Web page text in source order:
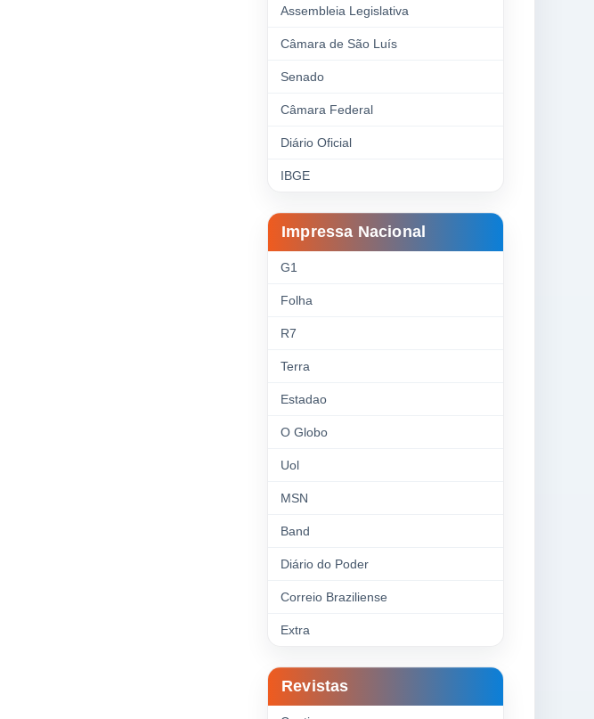
Assembleia Legislativa
Câmara de São Luís
Senado
Câmara Federal
Diário Oficial
IBGE
Impressa Nacional
G1
Folha
R7
Terra
Estadao
O Globo
Uol
MSN
Band
Diário do Poder
Correio Braziliense
Extra
Revistas